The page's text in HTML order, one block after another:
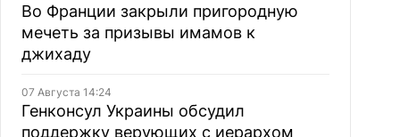
Во Франции закрыли пригородную
мечеть за призывы имамов к
джихаду
07 Августа 14:24
Генконсул Украины обсудил
поддержку верующих с иерархом